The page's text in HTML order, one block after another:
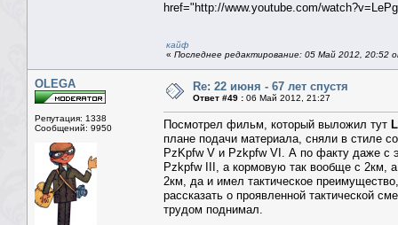
href="http://www.youtube.com/
кайф
« Последнее редактирование: 05 Май 2012, 20:52
OLEGA
Репутация: 1338
Сообщений: 9950
Re: 22 июня - 67 лет спустя
Ответ #49 : 06 Май 2012, 21:27
Посмотрел фильм, который выложил тут
плане подачи материала, сняли в стиле
PzKpfw V и Pzkpfw VI. А по факту даже с
Pzkpfw III, а кормовую так вообще с 2км,
2км, да и имел тактическое
рассказать о проявленной тактической
трудом поднимал.